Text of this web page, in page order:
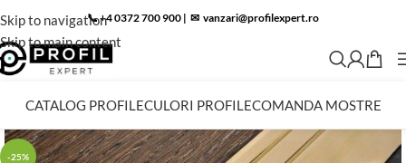
Skip to navigation
Skip to main content
📞 +4 0372 700 900 | ✉︎ vanzari@profilexpert.ro
CATALOG PROFILECULORI PROFILECOMANDA MOSTRE
-25%